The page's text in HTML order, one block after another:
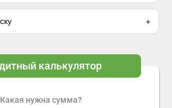
калькулятор
Какая нужна сумма?